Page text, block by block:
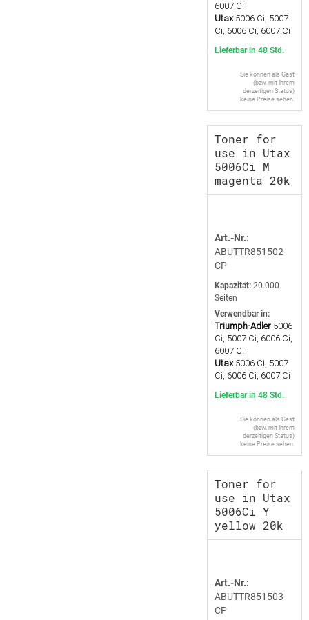
6007 Ci
Utax 5006 Ci, 5007
Ci, 6006 Ci, 6007 Ci
Lieferbar in 48 Std.
Sie können als Gast
(bzw. mit Ihrem
derzeitigen Status)
keine Preise sehen.
Toner for
use in Utax
5006Ci M
magenta 20k
Art.-Nr.:
ABUTTR851502-
CP
Kapazität: 20.000
Seiten
Verwendbar in:
Triumph-Adler 5006
Ci, 5007 Ci, 6006 Ci,
6007 Ci
Utax 5006 Ci, 5007
Ci, 6006 Ci, 6007 Ci
Lieferbar in 48 Std.
Sie können als Gast
(bzw. mit Ihrem
derzeitigen Status)
keine Preise sehen.
Toner for
use in Utax
5006Ci Y
yellow 20k
Art.-Nr.:
ABUTTR851503-
CP